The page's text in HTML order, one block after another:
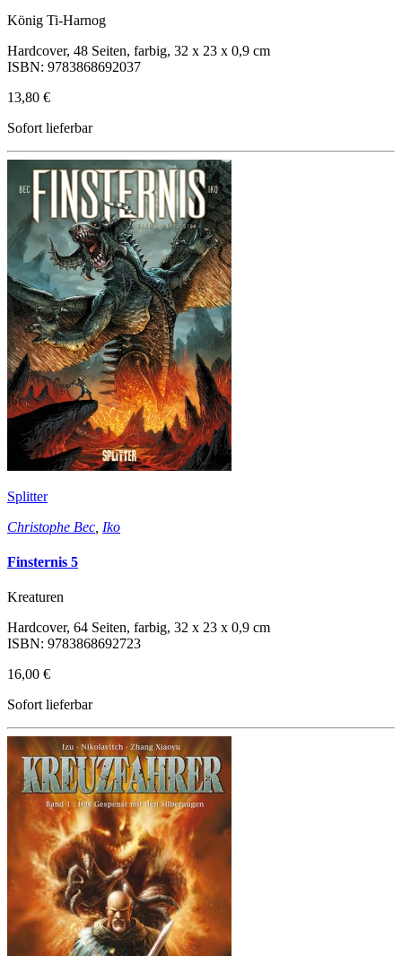
König Ti-Harnog
Hardcover, 48 Seiten, farbig, 32 x 23 x 0,9 cm
ISBN: 9783868692037
13,80 €
Sofort lieferbar
Splitter
Christophe Bec Iko
Finsternis 5
Kreaturen
Hardcover, 64 Seiten, farbig, 32 x 23 x 0,9 cm
ISBN: 9783868692723
16,00 €
Sofort lieferbar